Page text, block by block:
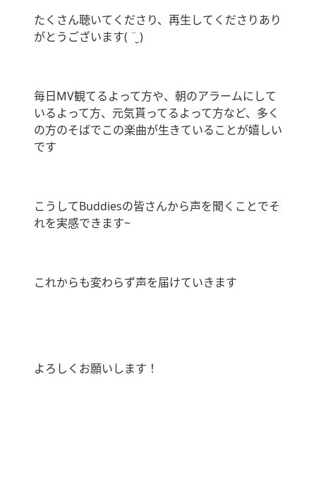
たくさん聴いてくださり、再生してくださりあり
がとうございます( ¨̮ )
毎日MV観てるよって方や、朝のアラームにして
いるよって方、元気貰ってるよって方など、多く
の方のそばでこの楽曲が生きていることが嬉しい
です
こうしてBuddiesの皆さんから声を聞くことでそ
れを実感できます~
これからも変わらず声を届けていきます
よろしくお願いします！